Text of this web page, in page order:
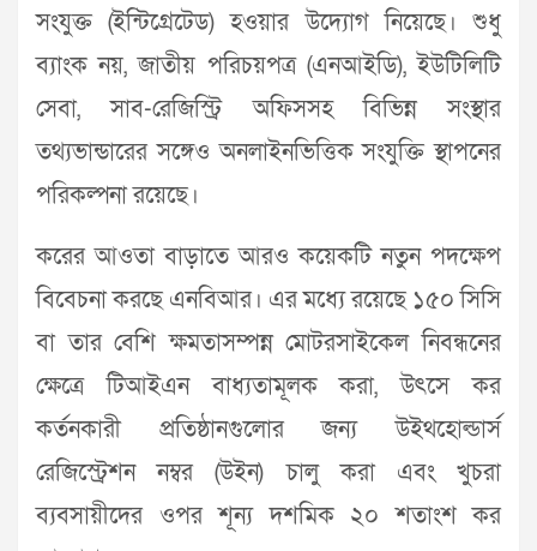
সংযুক্ত (ইন্টিগ্রেটেড) হওয়ার উদ্যোগ নিয়েছে। শুধু
ব্যাংক নয়, জাতীয় পরিচয়পত্র (এনআইডি), ইউটিলিটি
সেবা, সাব-রেজিস্ট্রি অফিসসহ বিভিন্ন সংস্থার
তথ্যভান্ডারের সঙ্গেও অনলাইনভিত্তিক সংযুক্তি স্থাপনের
পরিকল্পনা রয়েছে।
করের আওতা বাড়াতে আরও কয়েকটি নতুন পদক্ষেপ
বিবেচনা করছে এনবিআর। এর মধ্যে রয়েছে ১৫০ সিসি
বা তার বেশি ক্ষমতাসম্পন্ন মোটরসাইকেল নিবন্ধনের
ক্ষেত্রে টিআইএন বাধ্যতামূলক করা, উৎসে কর
কর্তনকারী প্রতিষ্ঠানগুলোর জন্য উইথহোল্ডার্স
রেজিস্ট্রেশন নম্বর (উইন) চালু করা এবং খুচরা
ব্যবসায়ীদের ওপর শূন্য দশমিক ২০ শতাংশ কর